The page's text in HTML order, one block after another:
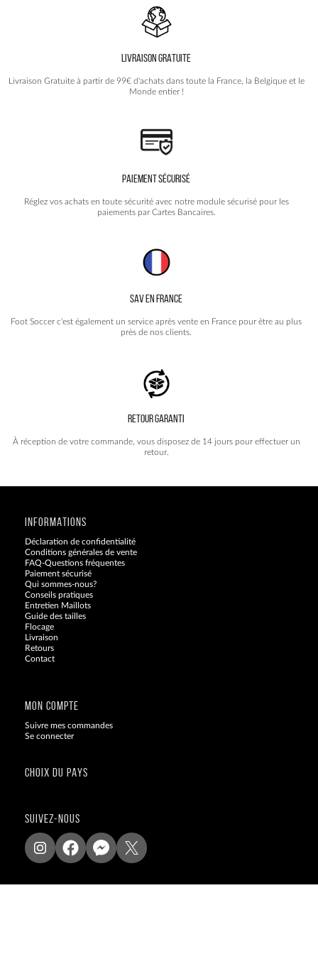
LIVRAISON GRATUITE
Livraison Gratuite à partir de 99€ d'achats dans toute la France, la Belgique et le
Monde entier !
PAIEMENT SÉCURISÉ
Réglez vos achats en toute sécurité avec notre module sécurisé pour les
paiements par Cartes Bancaires.
SAV EN FRANCE
Foot Soccer c'est également un service après vente en France pour être au plus
près de nos clients.
RETOUR GARANTI
À réception de votre commande, vous disposez de 14 jours pour effectuer un
retour.
INFORMATIONS
Déclaration de confidentialité
Conditions générales de vente
FAQ-Questions fréquentes
Paiement sécurisé
Qui sommes-nous?
Conseils pratiques
Entretien Maillots
Guide des tailles
Flocage
Livraison
Retours
Contact
MON COMPTE
Suivre mes commandes
Se connecter
CHOIX DU PAYS
SUIVEZ-NOUS